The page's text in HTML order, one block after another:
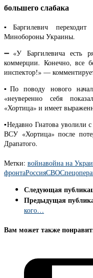
большего слабака
▪️Баргилевич
Минобороны Украины.
➖«У Баргилевича есть
коммерции. Конечно, все
инспектор!» —
▪️По поводу нового
«неуверенно себя
«Хортица» и имеет
▪️Недавно Гнатова уволили
ВСУ «Хортица» после
Драпатого.
Метки: войнавойна на
фронтаРоссияСВО
Следующая
Предыдущая
кого…
Вам может также